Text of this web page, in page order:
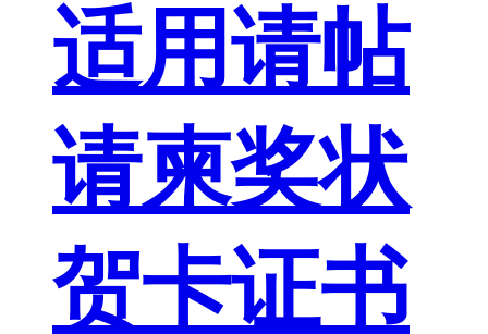
适用请帖
请柬奖状
贺卡证书